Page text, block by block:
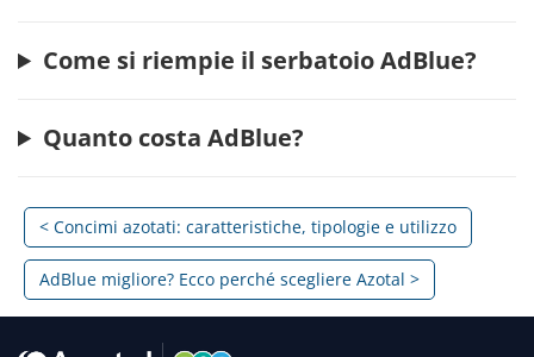
Come si riempie il serbatoio AdBlue?
Quanto costa AdBlue?
< Concimi azotati: caratteristiche, tipologie e utilizzo
AdBlue migliore? Ecco perché scegliere Azotal >